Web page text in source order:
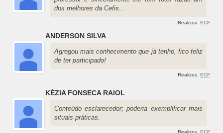
dos melhores da Cefis...
Realizou ECF
ANDERSON SILVA:
Agregou mais conhecimento que já tenho, fico feliz
de ter participado!
Realizou ECF
KÉZIA FONSECA RAIOL:
Conteúdo esclarecedor; poderia exemplificar mais
situais práticas.
Realizou ECF